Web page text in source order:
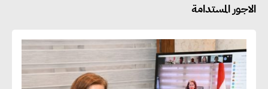
الاجور المستدامة